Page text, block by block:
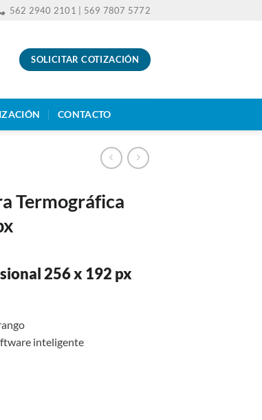
562 2940 2101 | 569 7807 5772
SOLICITAR COTIZACIÓN
CONTACTO
Termográfica
256 x 192 px
inteligente